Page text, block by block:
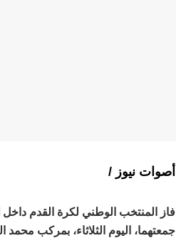
أصوات نيوز /
جمعتهما، اليوم الثلاثاء، بمركب